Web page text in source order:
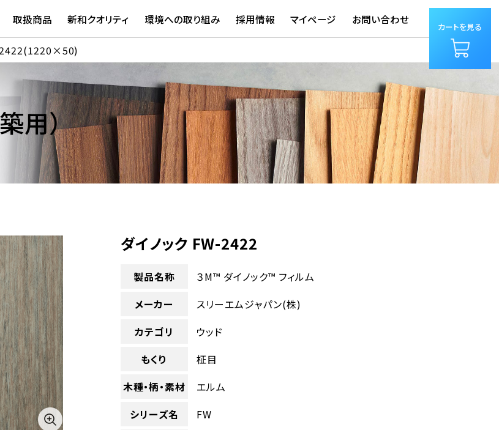
取扱商品 新和クオリティ 環境への取り組み 採用情報 マイページ お問い合わせ
カートを見る
2422(1220×50)
用）
ダイノック FW-2422
製品名称
３M™ ダイノック™ フィルム
メーカー
スリーエムジャパン(株)
カテゴリ
ウッド
もくり
柾目
木種・柄・素材
エルム
シリーズ名
FW